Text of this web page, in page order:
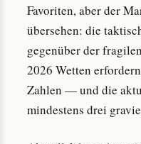
Favoriten, aber der
übersehen: die
gegenüber der
2026 Wetten
Zahlen — und die
mindestens drei